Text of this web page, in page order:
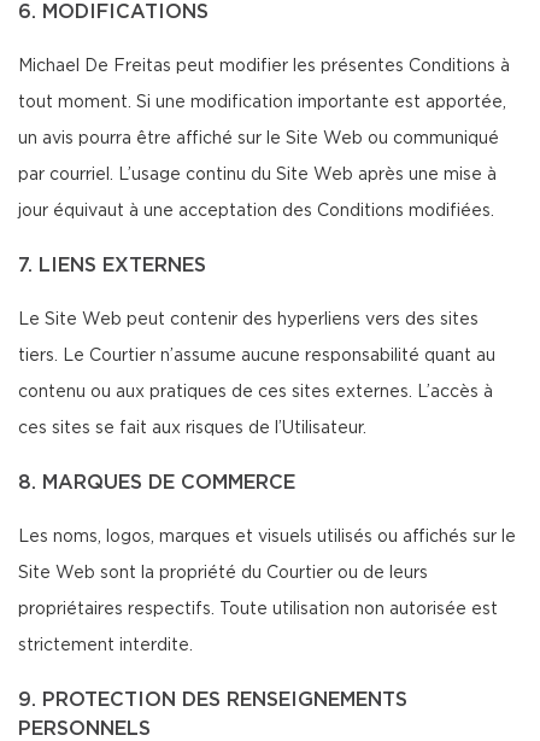
6. MODIFICATIONS
Michael De Freitas peut modifier les présentes Conditions à
tout moment. Si une modification importante est apportée,
un avis pourra être affiché sur le Site Web ou communiqué
par courriel. L’usage continu du Site Web après une mise à
jour équivaut à une acceptation des Conditions modifiées.
7. LIENS EXTERNES
Le Site Web peut contenir des hyperliens vers des sites
tiers. Le Courtier n’assume aucune responsabilité quant au
contenu ou aux pratiques de ces sites externes. L’accès à
ces sites se fait aux risques de l’Utilisateur.
8. MARQUES DE COMMERCE
Les noms, logos, marques et visuels utilisés ou affichés sur le
Site Web sont la propriété du Courtier ou de leurs
propriétaires respectifs. Toute utilisation non autorisée est
strictement interdite.
9. PROTECTION DES RENSEIGNEMENTS
PERSONNELS